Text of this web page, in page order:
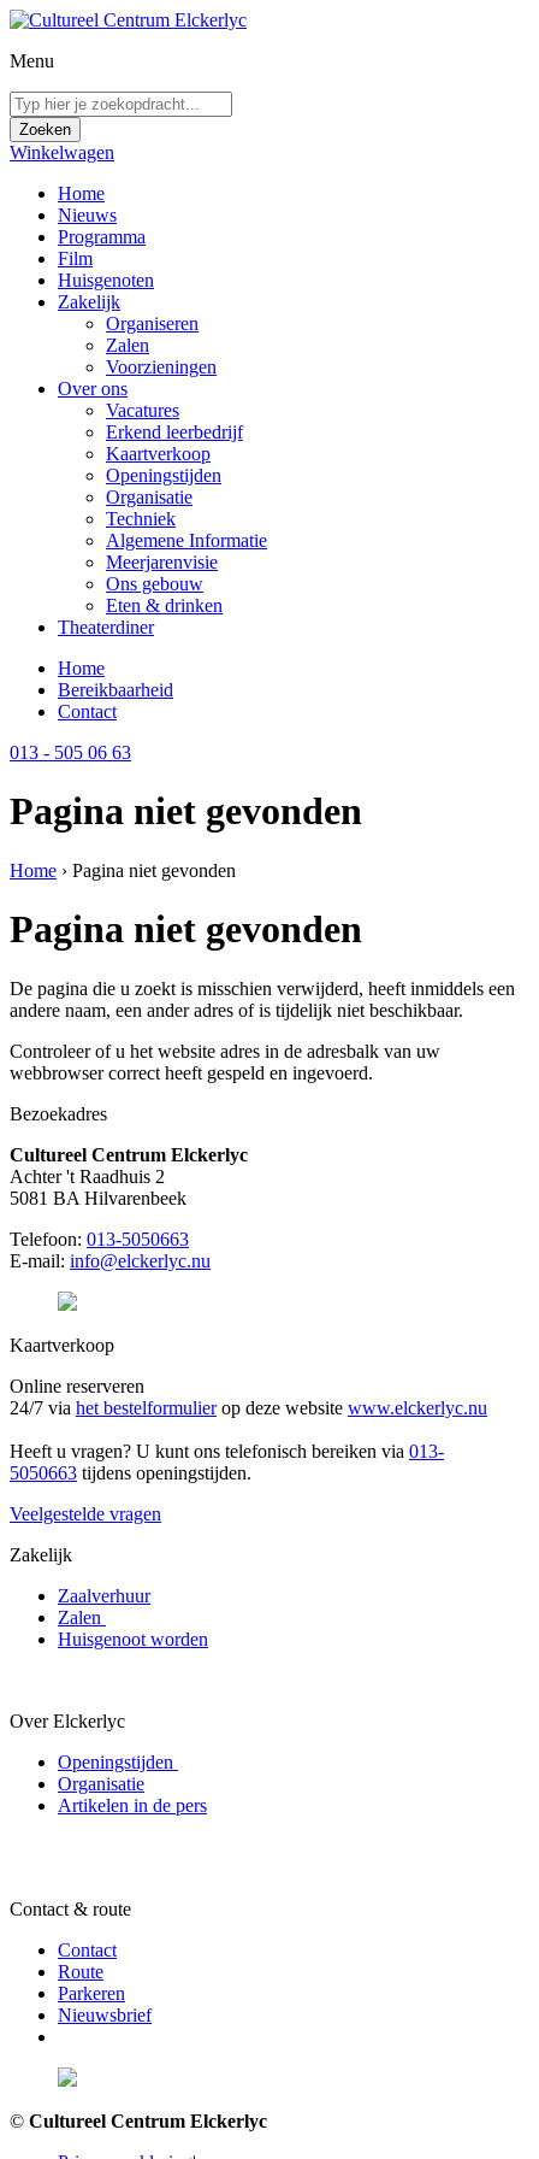
Menu
Winkelwagen
Home
Nieuws
Programma
Film
Huisgenoten
Zakelijk
Organiseren
Zalen
Voorzieningen
Over ons
Vacatures
Erkend leerbedrijf
Kaartverkoop
Openingstijden
Organisatie
Techniek
Algemene Informatie
Meerjarenvisie
Ons gebouw
Eten & drinken
Theaterdiner
Home
Bereikbaarheid
Contact
013 - 505 06 63
Pagina niet gevonden
Home › Pagina niet gevonden
Pagina niet gevonden
De pagina die u zoekt is misschien verwijderd, heeft inmiddels een
andere naam, een ander adres of is tijdelijk niet beschikbaar.
Controleer of u het website adres in de adresbalk van uw
webbrowser correct heeft gespeld en ingevoerd.
Bezoekadres
Cultureel Centrum Elckerlyc
Achter 't Raadhuis 2
5081 BA Hilvarenbeek
Telefoon: 013-5050663
E-mail: info@elckerlyc.nu
Kaartverkoop
Online reserveren
24/7 via het bestelformulierop deze website www.elckerlyc.nu
Heeft u vragen? U kunt ons telefonisch bereiken via 013-
5050663 tijdens openingstijden.
Veelgestelde vragen
Zakelijk
Zaalverhuur
Zalen
Huisgenoot worden
Over Elckerlyc
Openingstijden
Organisatie
Artikelen in de pers
Contact & route
Contact
Route
Parkeren
Nieuwsbrief
© Cultureel Centrum Elckerlyc